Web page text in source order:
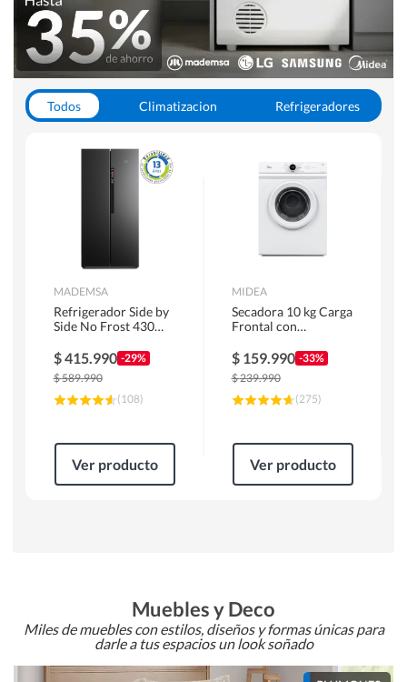
Todos Climatizacion
Refrigeradores
Hornos y Microondas
MADEMSA
Refrigerador Side by
Side No Frost 430
MAS430B
$415.990 -29%
$589.990
(108)
Ver producto
MIDEA
Secadora 10 kg Carga
Frontal con
MD100A100/W2
$ 159.990 -33%
$239.990
(275)
Ver producto
Muebles y Deco
Miles de muebles con estilos, diseños y formas únicas para
darle a tus espacios un look soñado